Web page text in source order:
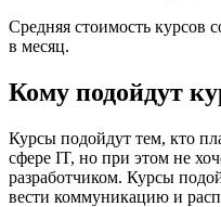
Средняя стоимость курсов
в месяц.
Кому подойдут
Курсы подойдут тем, кто
сфере IT, но при этом не
разработчиком. Курсы
вести коммуникацию и